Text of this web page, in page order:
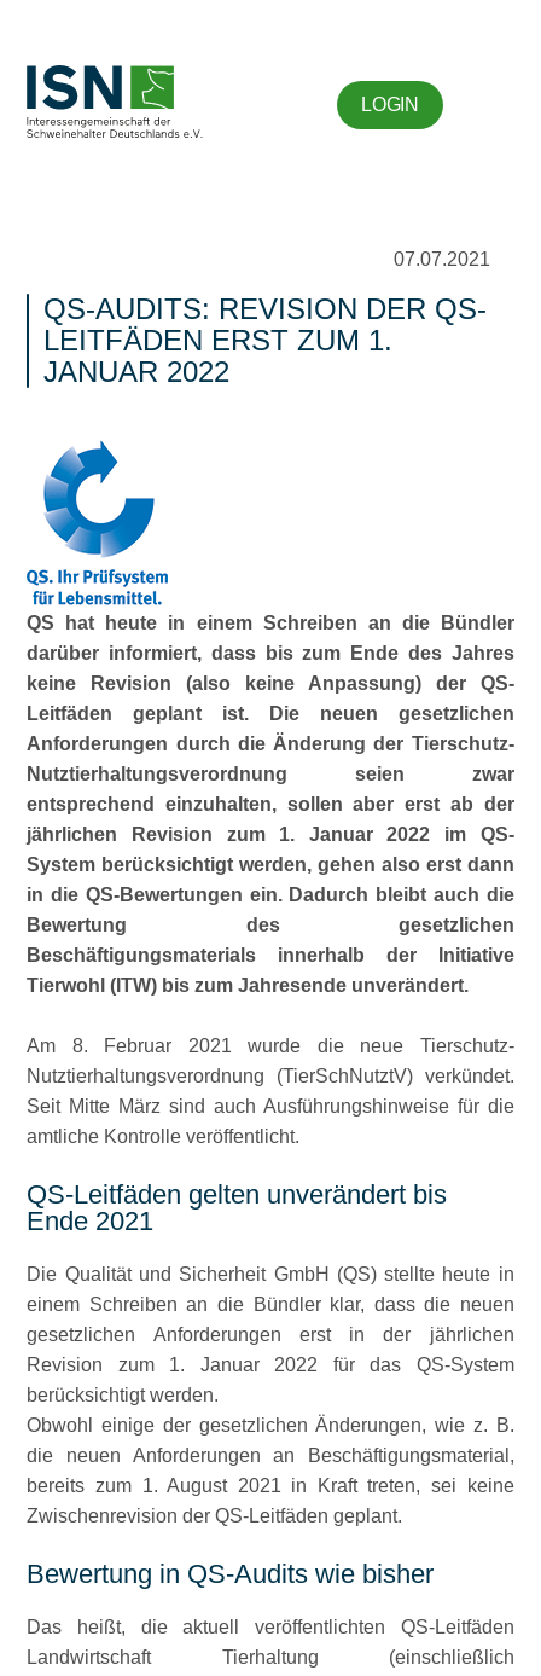
LOGIN
07.07.2021
QS-AUDITS: REVISION DER QS-
LEITFÄDEN ERST ZUM 1.
JANUAR 2022
QS hat heute in einem Schreiben an die Bündler
darüber informiert, dass bis zum Ende des Jahres
keine Revision (also keine Anpassung) der QS-
Leitfäden geplant ist. Die neuen gesetzlichen
Anforderungen durch die Änderung der Tierschutz-
Nutztierhaltungsverordnung seien zwar
entsprechend einzuhalten, sollen aber erst ab der
jährlichen Revision zum 1. Januar 2022 im QS-
System berücksichtigt werden, gehen also erst dann
in die QS-Bewertungen ein. Dadurch bleibt auch die
Bewertung des gesetzlichen
Beschäftigungsmaterials innerhalb der Initiative
Tierwohl (ITW) bis zum Jahresende unverändert.
Am 8. Februar 2021 wurde die neue Tierschutz-
Nutztierhaltungsverordnung (TierSchNutztV) verkündet.
Seit Mitte März sind auch Ausführungshinweise für die
amtliche Kontrolle veröffentlicht.
QS-Leitfäden gelten unverändert bis
Ende 2021
Die Qualität und Sicherheit GmbH (QS) stellte heute in
einem Schreiben an die Bündler klar, dass die neuen
gesetzlichen Anforderungen erst in der jährlichen
Revision zum 1. Januar 2022 für das QS-System
berücksichtigt werden.
Obwohl einige der gesetzlichen Änderungen, wie z. B.
die neuen Anforderungen an Beschäftigungsmaterial,
bereits zum 1. August 2021 in Kraft treten, sei keine
Zwischenrevision der QS-Leitfäden geplant.
Bewertung in QS-Audits wie bisher
Das heißt, die aktuell veröffentlichten QS-Leitfäden
Landwirtschaft Tierhaltung (einschließlich